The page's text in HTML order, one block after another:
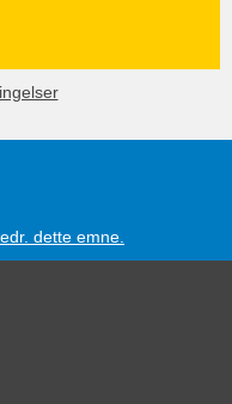
dette emne.